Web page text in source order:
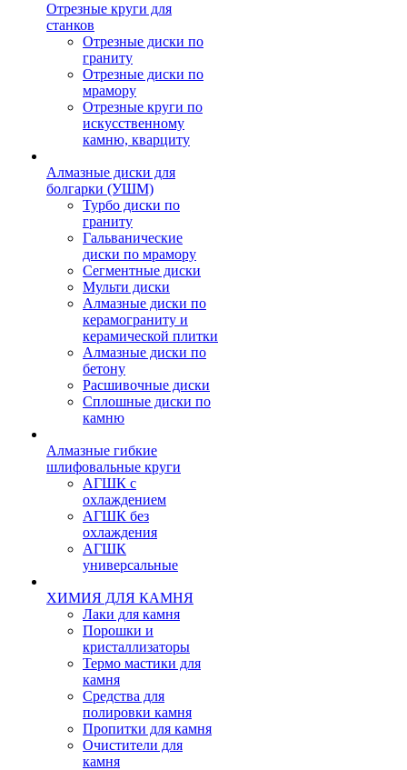
Отрезные круги для
станков
Отрезные диски по
граниту
Отрезные диски по
мрамору
Отрезные круги по
искусственному
камню, кварциту
Алмазные диски для
болгарки (УШМ)
Турбо диски по
граниту
Гальванические
диски по мрамору
Сегментные диски
Мульти диски
Алмазные диски по
керамограниту и
керамической плитки
Алмазные диски по
бетону
Расшивочные диски
Сплошные диски по
камню
Алмазные гибкие
шлифовальные круги
АГШК с
охлаждением
АГШК без
охлаждения
АГШК
универсальные
ХИМИЯ ДЛЯ КАМНЯ
Лаки для камня
Порошки и
кристаллизаторы
Термо мастики для
камня
Средства для
полировки камня
Пропитки для камня
Очистители для
камня